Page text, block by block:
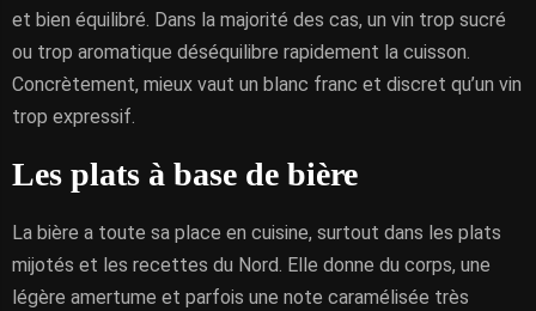
et bien équilibré. Dans la majorité des cas, un vin trop sucré
ou trop aromatique déséquilibre rapidement la cuisson.
Concrètement, mieux vaut un blanc franc et discret qu’un vin
trop expressif.
Les plats à base de bière
La bière a toute sa place en cuisine, surtout dans les plats
mijotés et les recettes du Nord. Elle donne du corps, une
légère amertume et parfois une note caramélisée très